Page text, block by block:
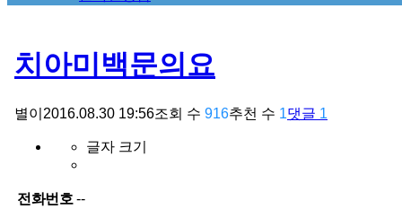
치아미백문의요
별이 2016.08.30 19:56조회 수 916추천 수 1댓글 1
글자 크기
전화번호 --